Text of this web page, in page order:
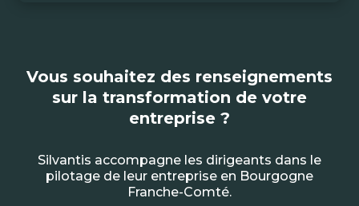
Vous souhaitez des renseignements
sur la transformation de votre
entreprise ?
Silvantis accompagne les dirigeants dans le
pilotage de leur entreprise en Bourgogne
Franche-Comté.